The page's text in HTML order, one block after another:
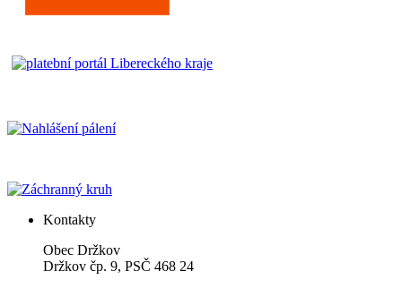
Kontakty
Obec Držkov
Držkov čp. 9, PSČ 468 24